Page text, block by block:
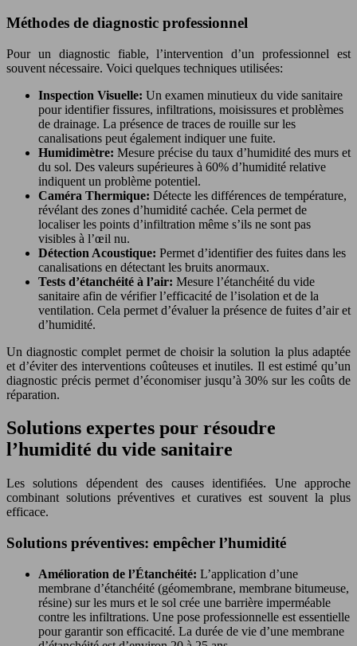
Méthodes de diagnostic professionnel
Pour un diagnostic fiable, l’intervention d’un professionnel est
souvent nécessaire. Voici quelques techniques utilisées:
Inspection Visuelle: Un examen minutieux du vide sanitaire
pour identifier fissures, infiltrations, moisissures et problèmes
de drainage. La présence de traces de rouille sur les
canalisations peut également indiquer une fuite.
Humidimètre: Mesure précise du taux d’humidité des murs et
du sol. Des valeurs supérieures à 60% d’humidité relative
indiquent un problème potentiel.
Caméra Thermique: Détecte les différences de température,
révélant des zones d’humidité cachée. Cela permet de
localiser les points d’infiltration même s’ils ne sont pas
visibles à l’œil nu.
Détection Acoustique: Permet d’identifier des fuites dans les
canalisations en détectant les bruits anormaux.
Tests d’étanchéité à l’air: Mesure l’étanchéité du vide
sanitaire afin de vérifier l’efficacité de l’isolation et de la
ventilation. Cela permet d’évaluer la présence de fuites d’air et
d’humidité.
Un diagnostic complet permet de choisir la solution la plus adaptée
et d’éviter des interventions coûteuses et inutiles. Il est estimé qu’un
diagnostic précis permet d’économiser jusqu’à 30% sur les coûts de
réparation.
Solutions expertes pour résoudre
l’humidité du vide sanitaire
Les solutions dépendent des causes identifiées. Une approche
combinant solutions préventives et curatives est souvent la plus
efficace.
Solutions préventives: empêcher l’humidité
Amélioration de l’Étanchéité: L’application d’une
membrane d’étanchéité (géomembrane, membrane bitumeuse,
résine) sur les murs et le sol crée une barrière imperméable
contre les infiltrations. Une pose professionnelle est essentielle
pour garantir son efficacité. La durée de vie d’une membrane